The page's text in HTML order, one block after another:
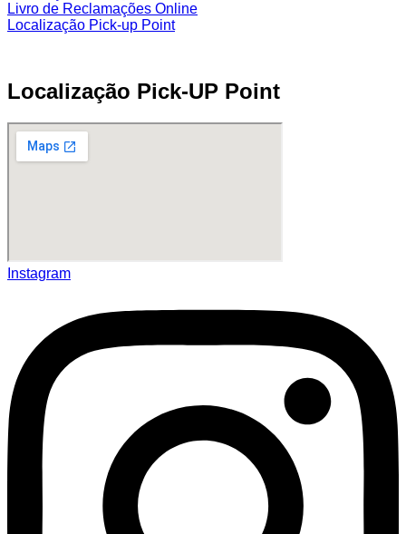
Livro de Reclamações Online
Localização Pick-up Point
Localização Pick-UP Point
Instagram